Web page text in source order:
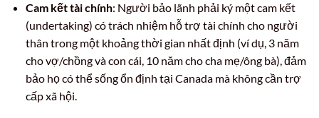
Cam kết tài chính: Người bảo lãnh phải ký một cam kết
(undertaking) có trách nhiệm hỗ trợ tài chính cho người
thân trong một khoảng thời gian nhất định (ví dụ, 3 năm
cho vợ/chồng và con cái, 10 năm cho cha mẹ/ông bà), đảm
bảo họ có thể sống ổn định tại Canada mà không cần trợ
cấp xã hội.